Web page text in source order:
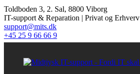
Toldboden 3, 2. Sal, 8800 Viborg
IT-support & Reparation | Privat og Erhverv
support@mits.dk
+45 25 9 66 66 9